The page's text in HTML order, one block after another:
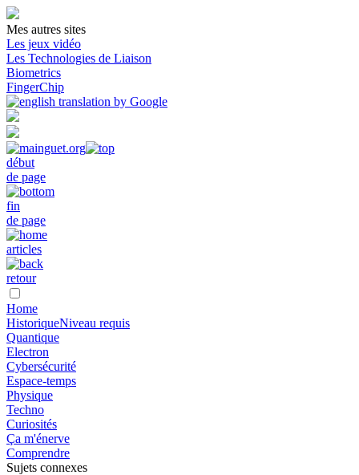
Mes autres sites
Les jeux vidéo
Les Technologies de Liaison
Biometrics
FingerChip
début
de page
fin
de page
articles
retour
Home
HistoriqueNiveau requis
Quantique
Electron
Cybersécurité
Espace-temps
Physique
Techno
Curiosités
Ça m'énerve
Comprendre
Sujets connexes